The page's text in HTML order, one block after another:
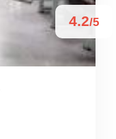
4.2/5